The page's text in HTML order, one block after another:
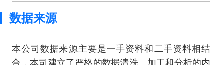
数据来源
本公司数据来源主要是一手资料和二手资料相结
合，本司建立了严格的数据清洗、加工和分析的内